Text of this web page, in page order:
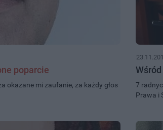
poparcie
okazane mi zaufanie, za każdy głos
7
Prawa i